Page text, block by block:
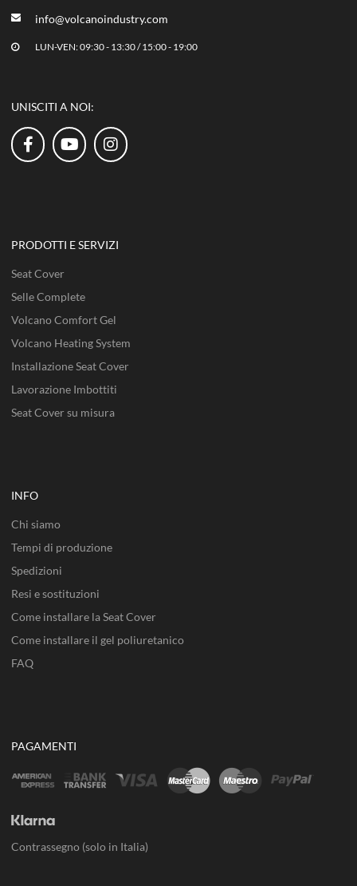
info@volcanoindustry.com
LUN-VEN: 09:30 - 13:30 / 15:00 - 19:00
UNISCITI A NOI:
PRODOTTI E SERVIZI
Seat Cover
Selle Complete
Volcano Comfort Gel
Volcano Heating System
Installazione Seat Cover
Lavorazione Imbottiti
Seat Cover su misura
INFO
Chi siamo
Tempi di produzione
Spedizioni
Resi e sostituzioni
Come installare la Seat Cover
Come installare il gel poliuretanico
FAQ
PAGAMENTI
Contrassegno (solo in Italia)